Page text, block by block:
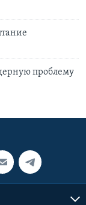
проблему